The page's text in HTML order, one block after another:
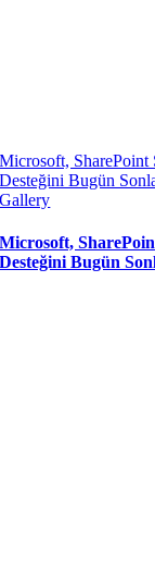
Microsoft, SharePoint
Desteğini Bugün
Gallery
Microsoft,
Desteğini Bugün